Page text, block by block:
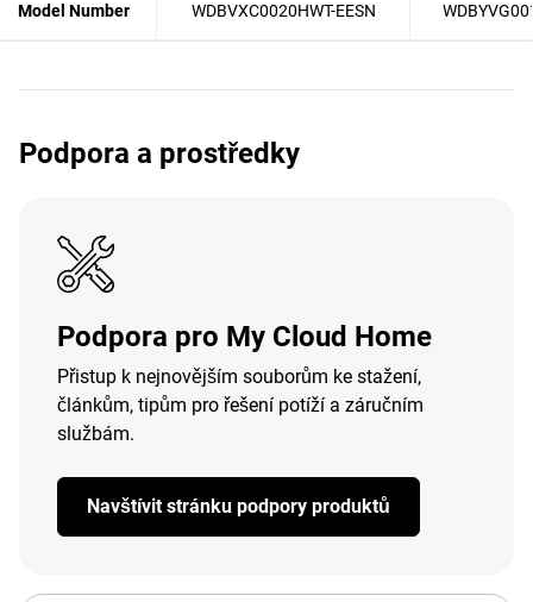
Model Number WDBVXC0020HWT-EESN
Podpora a prostředky
Podpora pro My Cloud Home
Přistup k nejnovějším souborům ke stažení,
článkům, tipům pro řešení potíží a záručním
službám.
Navštívit stránku podpory produktů